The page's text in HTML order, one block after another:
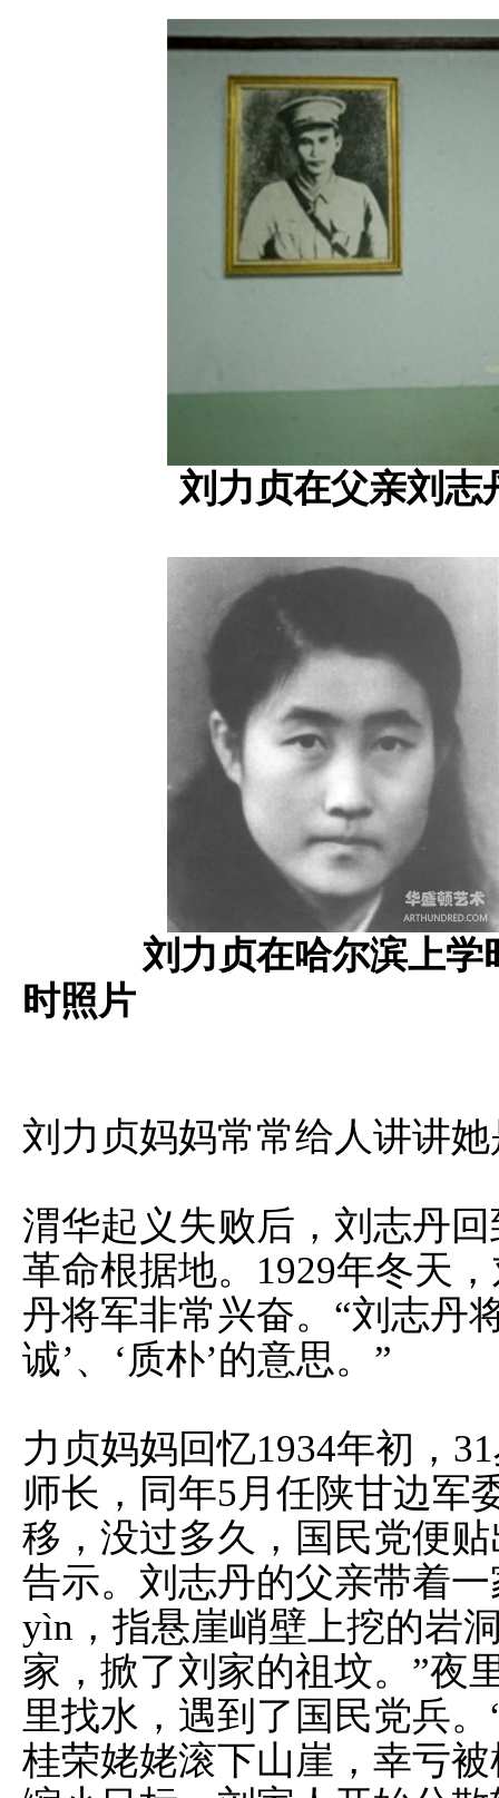
刘力贞在父亲刘志
刘力贞在哈尔滨上学
时照片
刘力贞妈妈常常给人讲讲
渭华起义失败后，刘志丹
革命根据地。1929年冬天
丹将军非常兴奋。“刘志丹
诚’、‘质朴’的意思。”
力贞妈妈回忆1934年初，
师长，同年5月任陕甘边军
移，没过多久，国民党便
告示。刘志丹的父亲带着
yìn，指悬崖峭壁上挖的岩
家，掀了刘家的祖坟。”夜
里找水，遇到了国民党兵
桂荣姥姥滚下山崖，幸亏